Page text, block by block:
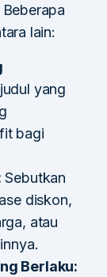
lain:
yang
bagi
Sebutkan
diskon,
atau
Berlaku: